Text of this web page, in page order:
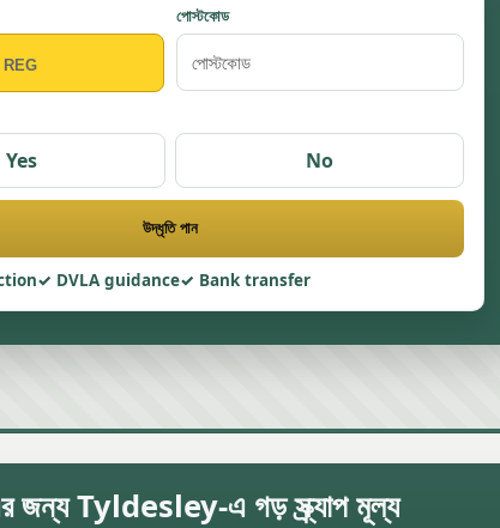
পোস্টকোড
Yes No
উদ্ধৃতি পান
DVLA guidance Bank transfer
Tyldesley-এ গড় স্ক্র্যাপ মূল্য